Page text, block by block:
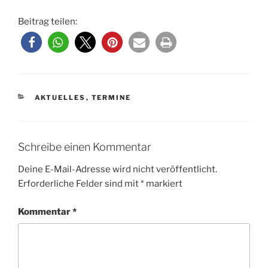
Beitrag teilen:
KATEGORIEN
AKTUELLES , TERMINE
Schreibe einen Kommentar
Deine E-Mail-Adresse wird nicht veröffentlicht.
Erforderliche Felder sind mit* markiert
Kommentar*